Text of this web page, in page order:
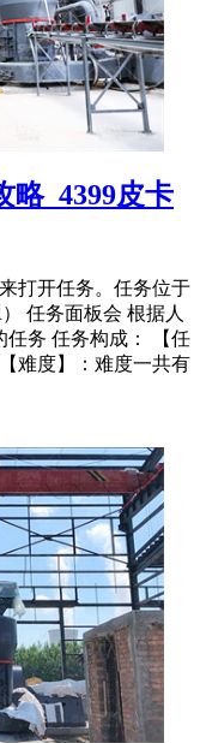
略_4399皮卡
打开任务。任务位于
任务面板会 根据人
任务 任务构成： 【任
难度】：难度一共有